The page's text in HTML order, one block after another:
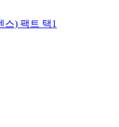
스) 팩트 택1